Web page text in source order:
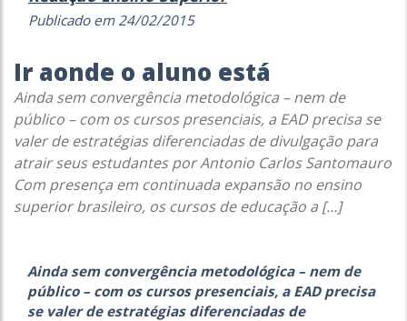
Publicado em 24/02/2015
Ir aonde o aluno está
Ainda sem convergência metodológica – nem de
público – com os cursos presenciais, a EAD precisa se
valer de estratégias diferenciadas de divulgação para
atrair seus estudantes por Antonio Carlos Santomauro
Com presença em continuada expansão no ensino
superior brasileiro, os cursos de educação a […]
Ainda sem convergência metodológica – nem de
público – com os cursos presenciais, a EAD precisa
se valer de estratégias diferenciadas de